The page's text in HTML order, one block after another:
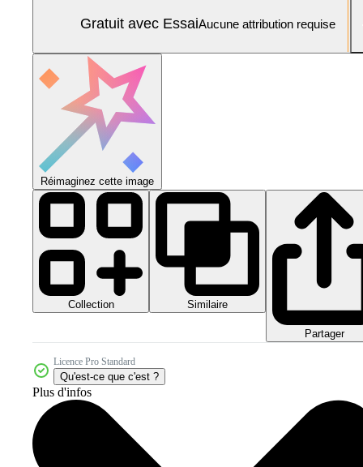
Gratuit avec EssaiAucune attribution requise
Réimaginez cette image
Collection Similaire
Partager
Licence Pro Standard
Qu'est-ce que c'est ?
Plus d'infos